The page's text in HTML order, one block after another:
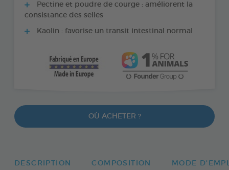
Pectine et poudre de courge : améliorent la
consistance des selles
Kaolin : favorise un transit intestinal normal
OÙ ACHETER ?
DESCRIPTION COMPOSITION MODE